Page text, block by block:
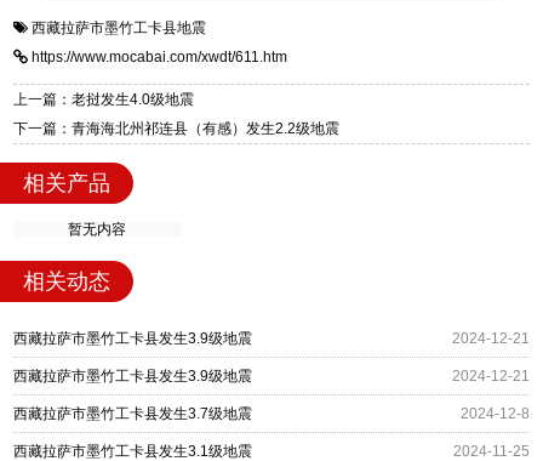
震支座，电话：13323182312，地址：衡水高新
一站式供货厂家，拥有多年行业生产经验，国标
标准生产 LRB/LNR/HDR/FPS 全系列支座，资
质、检测报告完备，提供选型、深化、供货、安
装指导全套服务，厂址衡水高新区北方工业基地
西藏拉萨市墨竹工卡县地震
https://www.mocabai.com/xwdt/611.htm
上一篇：老挝发生4.0级地震
下一篇：青海海北州祁连县（有感）发生2.2级地震
相关产品
暂无内容
相关动态
西藏拉萨市墨竹工卡县发生3.9级地震 2024-12-21
西藏拉萨市墨竹工卡县发生3.9级地震 2024-12-21
西藏拉萨市墨竹工卡县发生3.7级地震 2024-12-8
西藏拉萨市墨竹工卡县发生3.1级地震 2024-11-25